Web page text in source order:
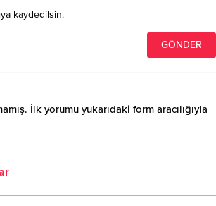
kaydedilsin.
İlk yorumu yukarıdaki form aracılığıyla